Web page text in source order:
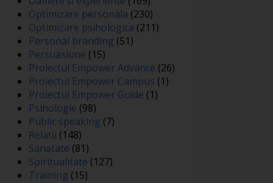
Optimizare personala (230)
Optimizare psihologica (211)
Personal branding (51)
Persuasiune (15)
Proiectul Empower Advance (26)
Proiectul Empower Campus (1)
Proiectul Empower Guide (1)
Psihologie (98)
Public speaking (7)
Relatii (148)
Sanatate (81)
Spiritualitate (127)
Training (15)